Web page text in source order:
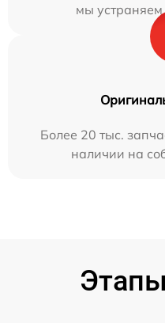
мы устраняем
Более 20 тыс.
наличии на